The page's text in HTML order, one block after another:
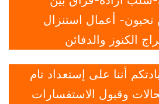
تحبون- أعمال استنزال
الكنوز والدفائن
أننا على إستعداد تام
وقبول الاستفسارات